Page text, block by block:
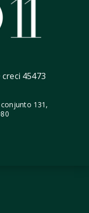
45473
131,